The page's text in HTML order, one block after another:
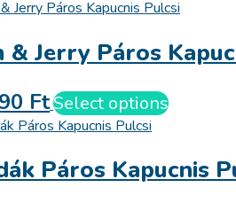
& Jerry Páros
FtSelect options
Páros Kapucnis